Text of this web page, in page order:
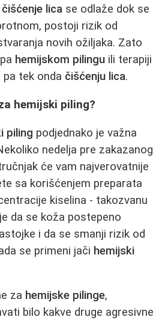
čišćenje lica se odlaže dok se
postoji rizik od
novih ožiljaka. Zato
hemijskom pilingu ili terapiji
tek onda čišćenju lica.
hemijski piling?
piling podjednako je važna
nedelja pre zakazanog
će vam najverovatnije
sa korišćenjem preparata
kiselina - takozvanu
da se koža postepeno
i da se smanji rizik od
se primeni jači hemijski
za hemijske pilinge,
bilo kakve druge agresivne